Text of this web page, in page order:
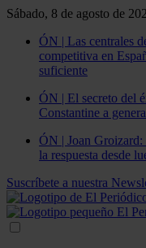
Sábado, 8 de agosto de
ÓN | Las centrales
competitiva en
suficiente
ÓN | El secreto del
Constantine a
ÓN | Joan
la respuesta desde
Suscríbete a nuestra